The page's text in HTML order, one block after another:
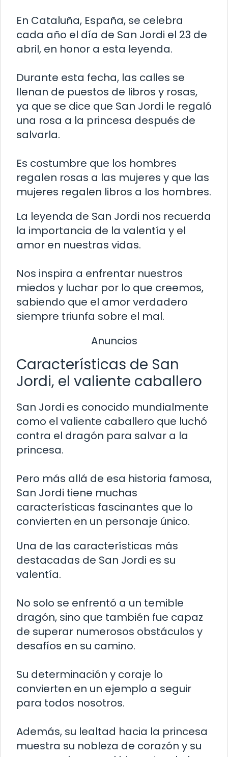
En Cataluña, España, se celebra
cada año el día de San Jordi el 23 de
abril, en honor a esta leyenda.
Durante esta fecha, las calles se
llenan de puestos de libros y rosas,
ya que se dice que San Jordi le regaló
una rosa a la princesa después de
salvarla.
Es costumbre que los hombres
regalen rosas a las mujeres y que las
mujeres regalen libros a los hombres.
La leyenda de San Jordi nos recuerda
la importancia de la valentía y el
amor en nuestras vidas.
Nos inspira a enfrentar nuestros
miedos y luchar por lo que creemos,
sabiendo que el amor verdadero
siempre triunfa sobre el mal.
Anuncios
Características de San
Jordi, el valiente caballero
San Jordi es conocido mundialmente
como el valiente caballero que luchó
contra el dragón para salvar a la
princesa.
Pero más allá de esa historia famosa,
San Jordi tiene muchas
características fascinantes que lo
convierten en un personaje único.
Una de las características más
destacadas de San Jordi es su
valentía.
No solo se enfrentó a un temible
dragón, sino que también fue capaz
de superar numerosos obstáculos y
desafíos en su camino.
Su determinación y coraje lo
convierten en un ejemplo a seguir
para todos nosotros.
Además, su lealtad hacia la princesa
muestra su nobleza de corazón y su